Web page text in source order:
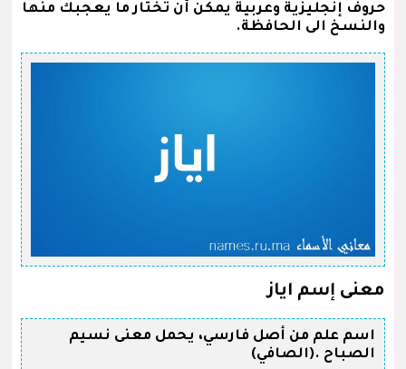
حروف إنجليزية وعربية يمكن أن تختار ما يعجبك منها
والنسخ الى الحافظة.
معنى إسم اياز
اسم علم من أصل فارسي، يحمل معنى نسيم
الصباح .(الصافي)